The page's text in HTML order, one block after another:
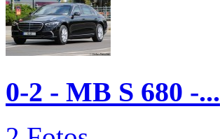
0-2 - MB S 680 -...